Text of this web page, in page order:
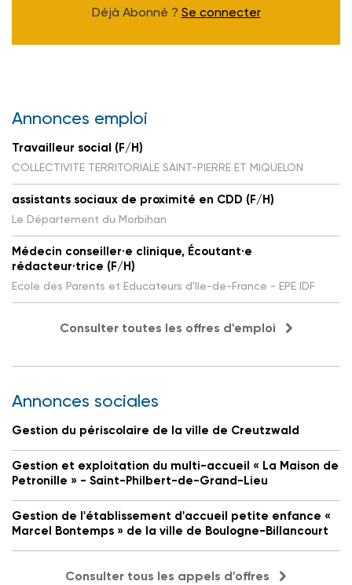
Déjà Abonné ? Se connecter
Annonces emploi
Travailleur social (F/H)
COLLECTIVITE TERRITORIALE SAINT-PIERRE ET MIQUELON
assistants sociaux de proximité en CDD (F/H)
Le Département du Morbihan
Médecin conseiller·e clinique, Écoutant·e
rédacteur·trice (F/H)
Ecole des Parents et Educateurs d'Ile-de-France - EPE IDF
Consulter toutes les offres d'emploi
Annonces sociales
Gestion du périscolaire de la ville de Creutzwald
Gestion et exploitation du multi-accueil « La Maison de
Petronille » - Saint-Philbert-de-Grand-Lieu
Gestion de l'établissement d'accueil petite enfance «
Marcel Bontemps » de la ville de Boulogne-Billancourt
Consulter tous les appels d'offres